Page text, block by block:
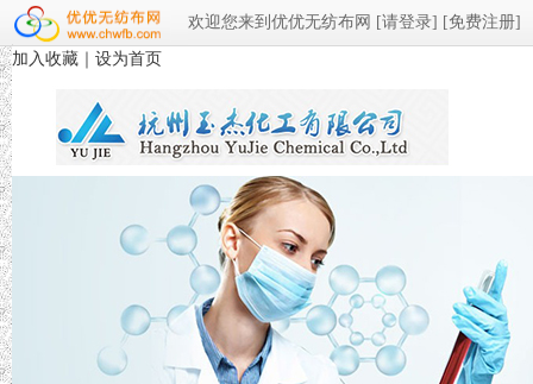
欢迎您来到优优无纺布网 [请登录] [免费注册]
加入收藏 设为首页